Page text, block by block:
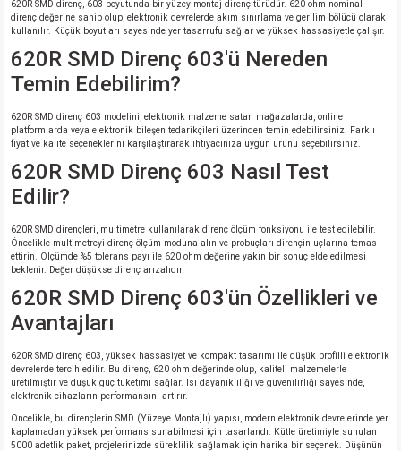
620R SMD direnç, 603 boyutunda bir yüzey montaj direnç türüdür. 620 ohm nominal
direnç değerine sahip olup, elektronik devrelerde akım sınırlama ve gerilim bölücü olarak
kullanılır. Küçük boyutları sayesinde yer tasarrufu sağlar ve yüksek hassasiyetle çalışır.
620R SMD Direnç 603'ü Nereden
Temin Edebilirim?
620R SMD direnç 603 modelini, elektronik malzeme satan mağazalarda, online
platformlarda veya elektronik bileşen tedarikçileri üzerinden temin edebilirsiniz. Farklı
fiyat ve kalite seçeneklerini karşılaştırarak ihtiyacınıza uygun ürünü seçebilirsiniz.
620R SMD Direnç 603 Nasıl Test
Edilir?
620R SMD dirençleri, multimetre kullanılarak direnç ölçüm fonksiyonu ile test edilebilir.
Öncelikle multimetreyi direnç ölçüm moduna alın ve probuçları dirençin uçlarına temas
ettirin. Ölçümde %5 tolerans payı ile 620 ohm değerine yakın bir sonuç elde edilmesi
beklenir. Değer düşükse direnç arızalıdır.
620R SMD Direnç 603'ün Özellikleri ve
Avantajları
620R SMD direnç 603, yüksek hassasiyet ve kompakt tasarımı ile düşük profilli elektronik
devrelerde tercih edilir. Bu direnç, 620 ohm değerinde olup, kaliteli malzemelerle
üretilmiştir ve düşük güç tüketimi sağlar. Isı dayanıklılığı ve güvenilirliği sayesinde,
elektronik cihazların performansını artırır.
Öncelikle, bu dirençlerin SMD (Yüzeye Montajlı) yapısı, modern elektronik devrelerinde yer
kaplamadan yüksek performans sunabilmesi için tasarlandı. Kütle üretimiyle sunulan
5000 adetlik paket, projelerinizde süreklilik sağlamak için harika bir seçenek. Düşünün